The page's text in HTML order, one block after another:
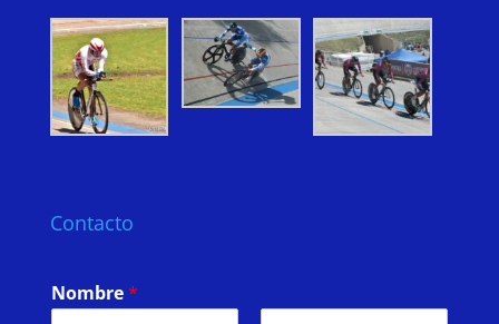
Contacto
Nombre*